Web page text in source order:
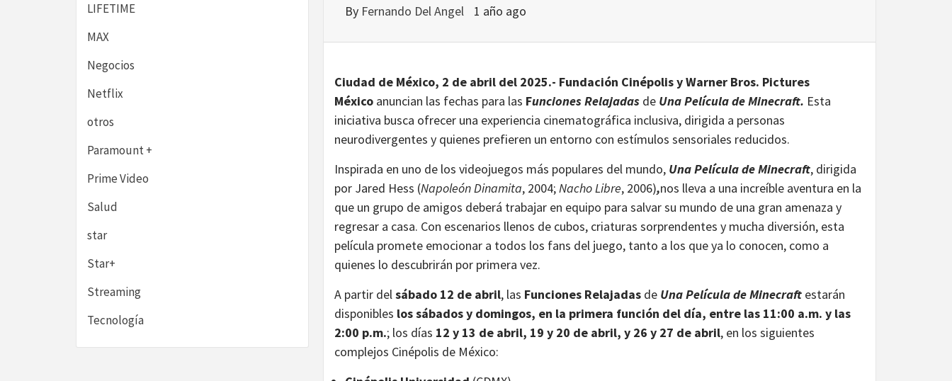
By Fernando Del Angel 1 año ago
Ciudad de México, 2 de abril del 2025.- Fundación Cinépolis y Warner Bros. Pictures
México anuncian las fechas para las Funciones Relajadas de Una Película de Minecraft. Esta
iniciativa busca ofrecer una experiencia cinematográfica inclusiva, dirigida a personas
neurodivergentes y quienes prefieren un entorno con estímulos sensoriales reducidos.
Inspirada en uno de los videojuegos más populares del mundo, Una Película de Minecraft, dirigida
por Jared Hess (Napoleón Dinamita, 2004;Nacho Libre, 2006),nos lleva a una increíble aventura en la
que un grupo de amigos deberá trabajar en equipo para salvar su mundo de una gran amenaza y
regresar a casa. Con escenarios llenos de cubos, criaturas sorprendentes y mucha diversión, esta
película promete emocionar a todos los fans del juego, tanto a los que ya lo conocen, como a
quienes lo descubrirán por primera vez.
A partir delsábado 12 de abril, las Funciones Relajadas de Una Película de Minecraft estarán
disponibles los sábados y domingos, en la primera función del día, entre las 11:00 a.m. y las
2:00 p.m.; los días 12 y 13 de abril, 19 y 20 de abril, y 26 y 27 de abril, en los siguientes
complejos Cinépolis de México:
LIFETIME
MAX
Negocios
Netflix
otros
Paramount +
Prime Video
Salud
star
Star+
Streaming
Tecnología